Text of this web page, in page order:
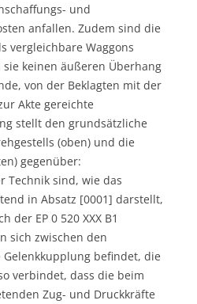
und
anfallen. Zudem sind die
vergleichbare Waggons
sie keinen äußeren Überhang
von der Beklagten mit der
Akte gereichte
stellt den grundsätzliche
(oben) und die
gegenüber:
Technik sind, wie das
in Absatz [0001] darstellt,
der EP 0 520 XXX B1
sich zwischen den
Gelenkkupplung befindet, die
verbindet, dass die beim
Zug- und Druckkräfte